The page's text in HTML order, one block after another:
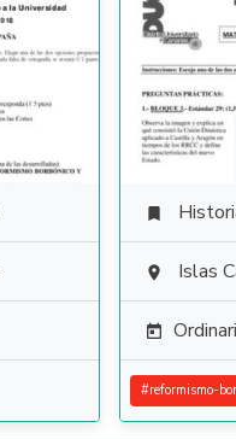

 Islas

#reformismo-